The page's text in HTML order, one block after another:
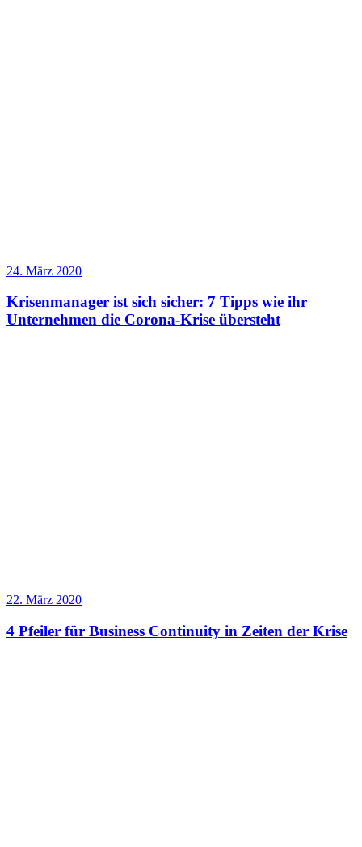
24. März 2020
Krisenmanager ist sich sicher: 7 Tipps wie ihr
Unternehmen die Corona-Krise übersteht
22. März 2020
4 Pfeiler für Business Continuity in Zeiten der Krise